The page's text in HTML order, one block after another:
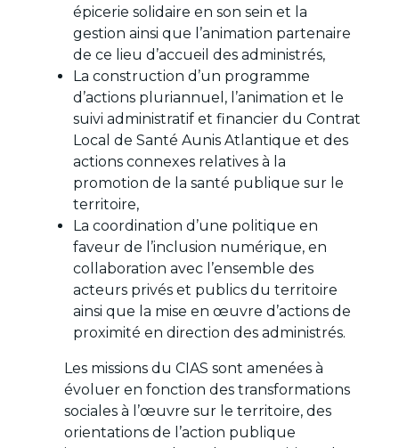
épicerie solidaire en son sein et la
gestion ainsi que l’animation partenaire
de ce lieu d’accueil des administrés,
La construction d’un programme
d’actions pluriannuel, l’animation et le
suivi administratif et financier du Contrat
Local de Santé Aunis Atlantique et des
actions connexes relatives à la
promotion de la santé publique sur le
territoire,
La coordination d’une politique en
faveur de l’inclusion numérique, en
collaboration avec l’ensemble des
acteurs privés et publics du territoire
ainsi que la mise en œuvre d’actions de
proximité en direction des administrés.
Les missions du CIAS sont amenées à
évoluer en fonction des transformations
sociales à l’œuvre sur le territoire, des
orientations de l’action publique